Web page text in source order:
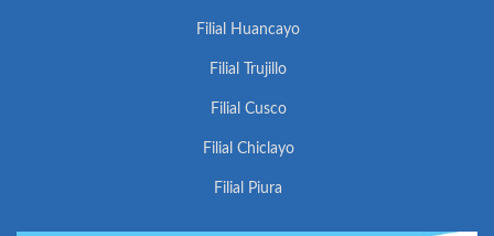
Filial Huancayo
Filial Trujillo
Filial Cusco
Filial Chiclayo
Filial Piura